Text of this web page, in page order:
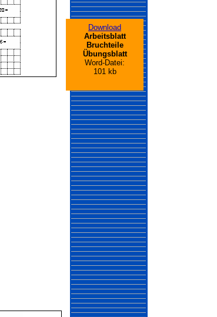
Download
Arbeitsblatt
Bruchteile
Übungsblatt
Word-Datei:
101 kb